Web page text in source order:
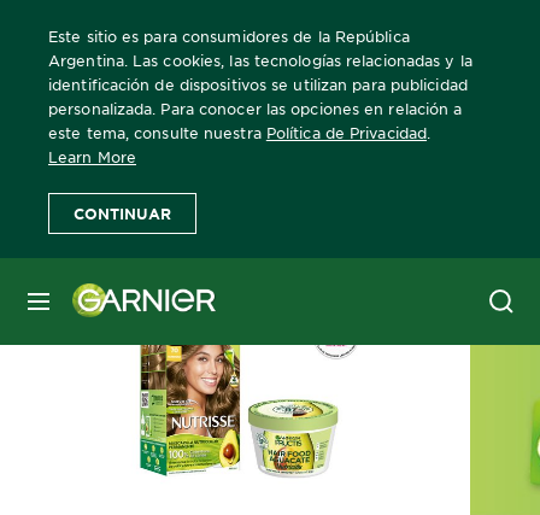
Este sitio es para consumidores de la República
Argentina. Las cookies, las tecnologías relacionadas y la
identificación de dispositivos se utilizan para publicidad
personalizada. Para conocer las opciones en relación a
este tema, consulte nuestra Política de Privacidad
Learn More
CONTINUAR
MENÚ
Home Nutrisse Clasico